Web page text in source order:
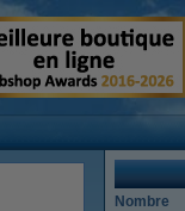
Nombre